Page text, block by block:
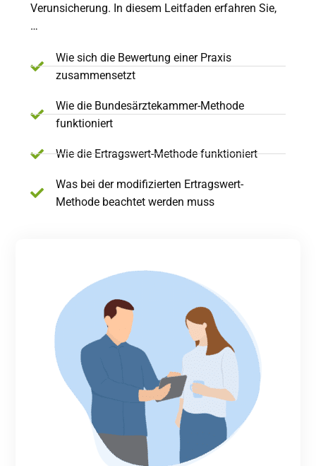
Verunsicherung. In diesem Leitfaden erfahren Sie,
…
Wie sich die Bewertung einer Praxis
zusammensetzt
Wie die Bundesärztekammer-Methode
funktioniert
Wie die Ertragswert-Methode funktioniert
Was bei der modifizierten Ertragswert-
Methode beachtet werden muss